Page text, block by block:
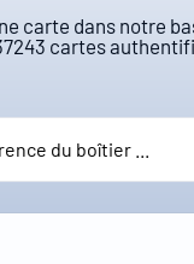
carte dans notre
cartes